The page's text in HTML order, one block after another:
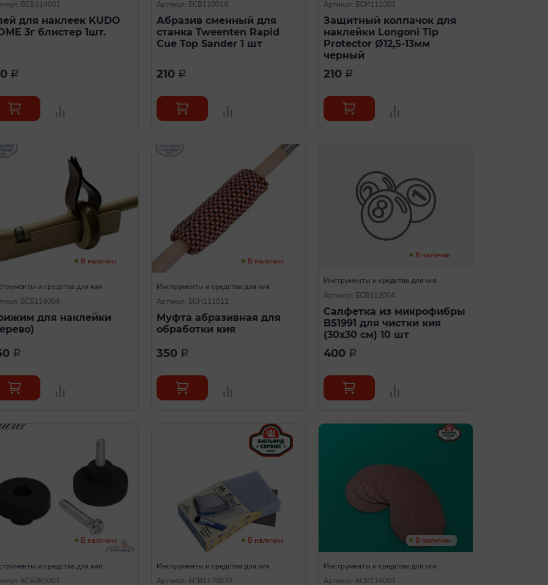
БСВ114001
для наклеек KUDO
3г блистер 1шт.
a
Артикул: БСВ110014
Абразив сменный для
станка Tweenten Rapid
Cue Top Sander 1 шт
210 a
Артикул: БСИ111001
Защитный колпачок для
наклейки Longoni Tip
Protector Ø12,5-13мм
черный
210 a
В наличии
и средства для кия
БСБ114004
для наклейки
a
В наличии
Инструменты и средства для кия
Артикул: БСН111012
Муфта абразивная для
обработки кия
350 a
В наличии
Инструменты и средства для кия
Артикул: БСВ112004
Салфетка из микрофибры
BS1991 для чистки кия
(30х30 см) 10 шт
400 a
В наличии
и средства для кия
БСБ085001
В наличии
Инструменты и средства для кия
Артикул: БСВ1170070
В наличии
Инструменты и средства для кия
Артикул: БСИ114001